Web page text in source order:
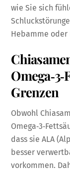
wie Sie sich
Hebamme oder
Grenzen
Obwohl
dass sie ALA
besser
vorkommen.